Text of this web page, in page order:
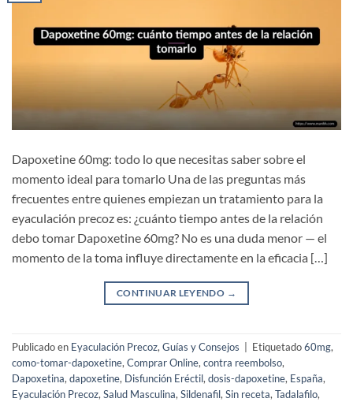
Dapoxetine 60mg: todo lo que necesitas saber sobre el
momento ideal para tomarlo Una de las preguntas más
frecuentes entre quienes empiezan un tratamiento para la
eyaculación precoz es: ¿cuánto tiempo antes de la relación
debo tomar Dapoxetine 60mg? No es una duda menor — el
momento de la toma influye directamente en la eficacia […]
CONTINUAR LEYENDO →
Publicado en Eyaculación Precoz, Guías y Consejos Etiquetado60mg,
como-tomar-dapoxetine, Comprar Online, contra reembolso,
Dapoxetina, dapoxetine, Disfunción Eréctil, dosis-dapoxetine, España,
Eyaculación Precoz, Salud Masculina, Sildenafil, Sin receta, Tadalafilo,